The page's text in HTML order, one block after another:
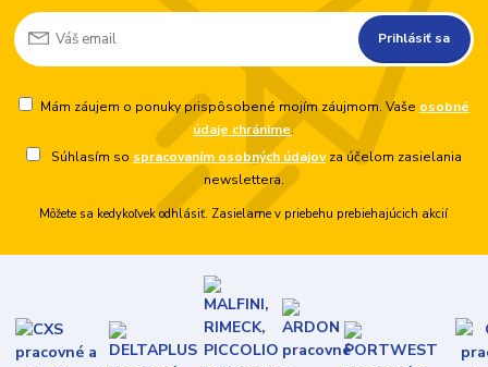
Prihlásiť sa
Mám záujem o ponuky prispôsobené mojím záujmom. Vaše osobné
údaje chránime.
Súhlasím so spracovaním osobných údajovza účelom zasielania
newslettera.
Môžete sa kedykoľvek odhlásiť. Zasielame v priebehu prebiehajúcich akcií